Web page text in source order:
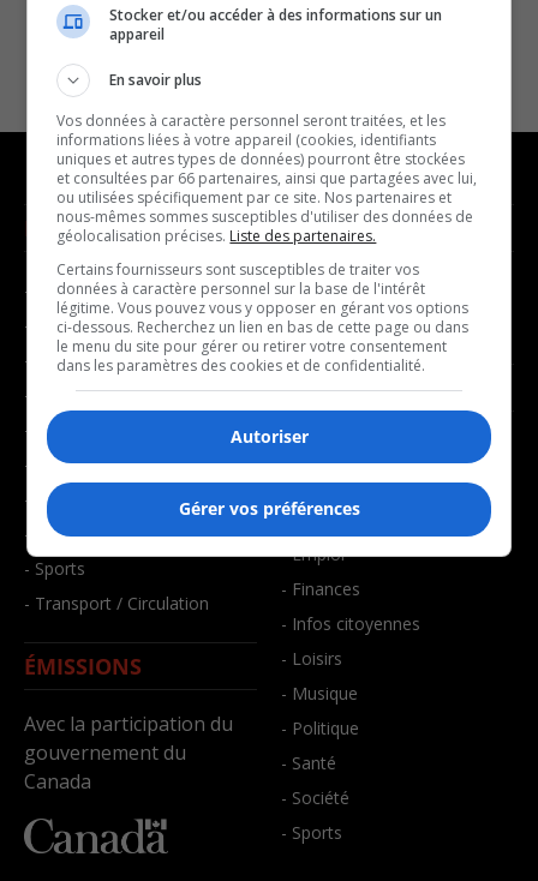
NOUVELLES
- Affaires municipales
- Communauté / Social
- Culture
- Économie
- Éducation
- Environnement
- Faits divers
- Santé et bien-être
- Sports
- Transport / Circulation
ÉMISSIONS
Avec la participation du
gouvernement du
Canada
MUSIQUE
- Décompte franco
- Joué récemment
BALADOS
- Affaires
- Art de vivre
- Bien-être
- Emploi
- Finances
- Infos citoyennes
- Loisirs
- Musique
- Politique
- Santé
- Société
- Sports
Stocker et/ou accéder à des informations sur un
appareil
En savoir plus
Vos données à caractère personnel seront traitées, et les
informations liées à votre appareil (cookies, identifiants
uniques et autres types de données) pourront être stockées
et consultées par 66 partenaires, ainsi que partagées avec lui,
ou utilisées spécifiquement par ce site. Nos partenaires et
nous-mêmes sommes susceptibles d'utiliser des données de
géolocalisation précises. Liste des partenaires.
Certains fournisseurs sont susceptibles de traiter vos
données à caractère personnel sur la base de l'intérêt
légitime. Vous pouvez vous y opposer en gérant vos options
ci-dessous. Recherchez un lien en bas de cette page ou dans
le menu du site pour gérer ou retirer votre consentement
dans les paramètres des cookies et de confidentialité.
Autoriser
Gérer vos préférences